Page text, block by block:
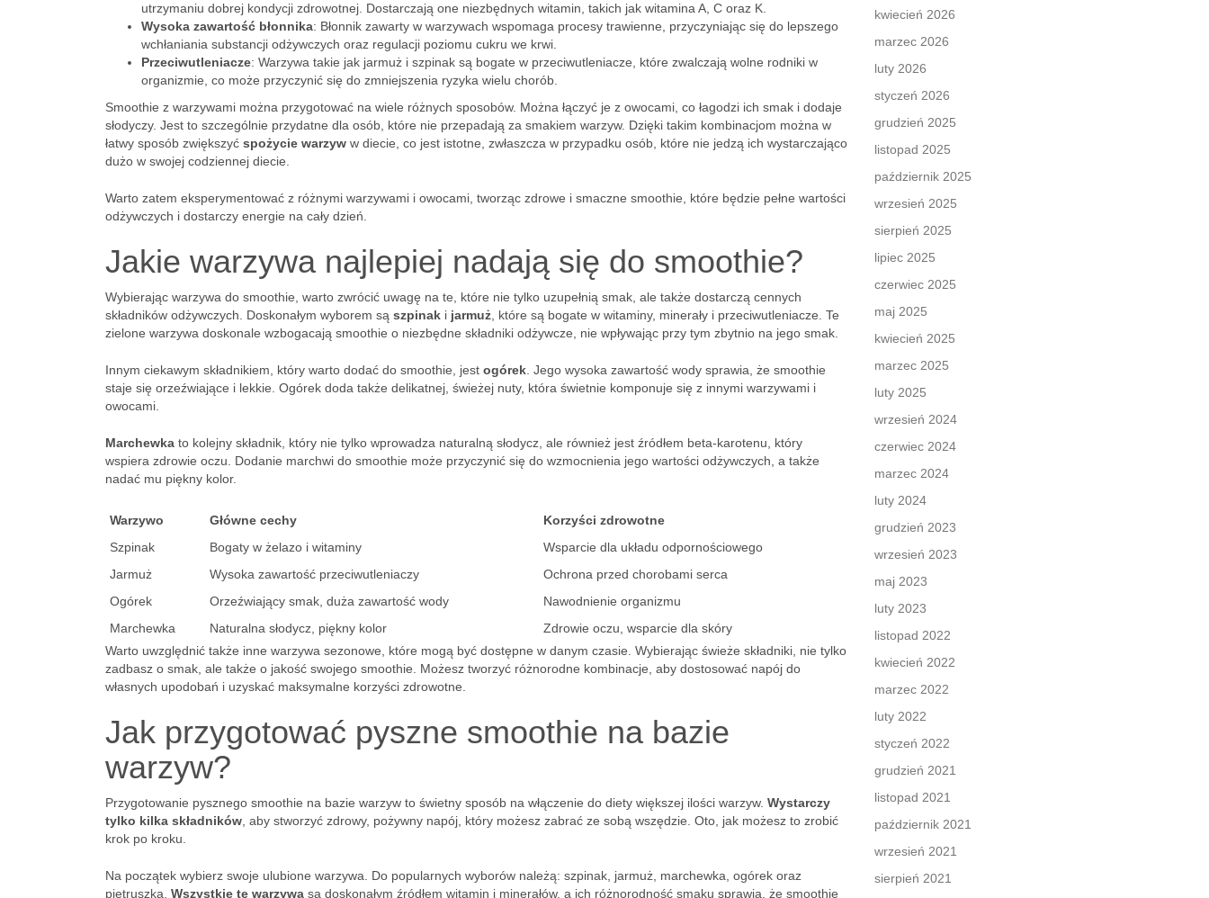
utrzymaniu dobrej kondycji zdrowotnej. Dostarczają one niezbędnych witamin, takich jak witamina A, C oraz K.
Wysoka zawartość błonnika: Błonnik zawarty w warzywach wspomaga procesy trawienne, przyczyniając się do lepszego
wchłaniania substancji odżywczych oraz regulacji poziomu cukru we krwi.
Przeciwutleniacze: Warzywa takie jak jarmuż i szpinak są bogate w przeciwutleniacze, które zwalczają wolne rodniki w
organizmie, co może przyczynić się do zmniejszenia ryzyka wielu chorób.
Smoothie z warzywami można przygotować na wiele różnych sposobów. Można łączyć je z owocami, co łagodzi ich smak i dodaje
słodyczy. Jest to szczególnie przydatne dla osób, które nie przepadają za smakiem warzyw. Dzięki takim kombinacjom można w
łatwy sposób zwiększyć spożycie warzyw w diecie, co jest istotne, zwłaszcza w przypadku osób, które nie jedzą ich wystarczająco
dużo w swojej codziennej diecie.
Warto zatem eksperymentować z różnymi warzywami i owocami, tworząc zdrowe i smaczne smoothie, które będzie pełne wartości
odżywczych i dostarczy energie na cały dzień.
Jakie warzywa najlepiej nadają się do smoothie?
Wybierając warzywa do smoothie, warto zwrócić uwagę na te, które nie tylko uzupełnią smak, ale także dostarczą cennych
składników odżywczych. Doskonałym wyborem są szpinak i jarmuż , które są bogate w witaminy, minerały i przeciwutleniacze. Te
zielone warzywa doskonale wzbogacają smoothie o niezbędne składniki odżywcze, nie wpływając przy tym zbytnio na jego smak.
Innym ciekawym składnikiem, który warto dodać do smoothie, jest ogórek . Jego wysoka zawartość wody sprawia, że smoothie
staje się orzeźwiające i lekkie. Ogórek doda także delikatnej, świeżej nuty, która świetnie komponuje się z innymi warzywami i
owocami.
Marchewka to kolejny składnik, który nie tylko wprowadza naturalną słodycz, ale również jest źródłem beta-karotenu, który
wspiera zdrowie oczu. Dodanie marchwi do smoothie może przyczynić się do wzmocnienia jego wartości odżywczych, a także
nadać mu piękny kolor.
Warzywo Główne cechy
Korzyści zdrowotne
Szpinak
Bogaty w żelazo i witaminy
Wsparcie dla układu odpornościowego
Jarmuż
Wysoka zawartość przeciwutleniaczy
Ochrona przed chorobami serca
Ogórek
Orzeźwiający smak, duża zawartość wody
Nawodnienie organizmu
Marchewka
Naturalna słodycz, piękny kolor
Zdrowie oczu, wsparcie dla skóry
Warto uwzględnić także inne warzywa sezonowe, które mogą być dostępne w danym czasie. Wybierając świeże składniki, nie tylko
zadbasz o smak, ale także o jakość swojego smoothie. Możesz tworzyć różnorodne kombinacje, aby dostosować napój do
własnych upodobań i uzyskać maksymalne korzyści zdrowotne.
Jak przygotować pyszne smoothie na bazie
warzyw?
Przygotowanie pysznego smoothie na bazie warzyw to świetny sposób na włączenie do diety większej ilości warzyw. Wystarczy
tylko kilka składników , aby stworzyć zdrowy, pożywny napój, który możesz zabrać ze sobą wszędzie. Oto, jak możesz to zrobić
krok po kroku.
Na początek wybierz swoje ulubione warzywa. Do popularnych wyborów należą: szpinak, jarmuż, marchewka, ogórek oraz
pietruszka. Wszystkie te warzywa są doskonałym źródłem witamin i minerałów, a ich różnorodność smaku sprawia, że smoothie
kwiecień 2026
marzec 2026
luty 2026
styczeń 2026
grudzień 2025
listopad 2025
październik 2025
wrzesień 2025
sierpień 2025
lipiec 2025
czerwiec 2025
maj 2025
kwiecień 2025
marzec 2025
luty 2025
wrzesień 2024
czerwiec 2024
marzec 2024
luty 2024
grudzień 2023
wrzesień 2023
maj 2023
luty 2023
listopad 2022
kwiecień 2022
marzec 2022
luty 2022
styczeń 2022
grudzień 2021
listopad 2021
październik 2021
wrzesień 2021
sierpień 2021